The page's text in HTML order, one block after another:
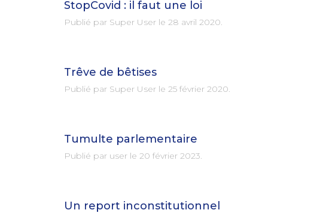
StopCovid : il faut une loi
Publié par Super User le 28 avril 2020.
Trêve de bêtises
Publié par Super User le 25 février 2020.
Tumulte parlementaire
Publié par user le 20 février 2023.
Un report inconstitutionnel